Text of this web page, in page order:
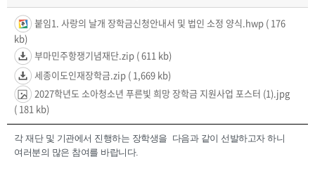
붙임1. 사랑의 날개 장학금신청안내서 및 법인 소정 양식.hwp ( 176
kb)
부마민주항쟁기념재단.zip ( 611 kb)
세종이도인재장학금.zip ( 1,669 kb)
2027학년도 소아청소년 푸른빛 희망 장학금 지원사업 포스터 (1).jpg
( 181 kb)
각 재단 및 기관에서 진행하는 장학생을 다음과 같이 선발하고자 하니
여러분의 많은 참여를 바랍니다.